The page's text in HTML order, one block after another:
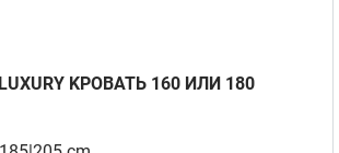
LUXURY KРОВАТЬ 160 ИЛИ 180